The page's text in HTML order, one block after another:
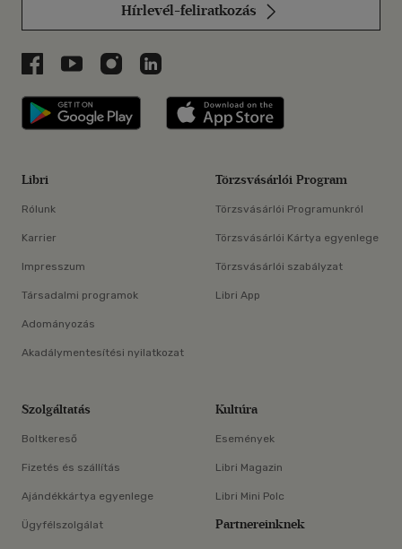
Hírlevél-feliratkozás
Libri a Facebookon
Libri a Youtube-on
Libri az Instagramon
Libri a LinkedInen
Libri applikáció Szerezd meg: Google
Libri
Rólunk
Karrier
Impresszum
Társadalmi programok
Adományozás
Akadálymentesítési nyilatkozat
Törzsvásárlói Program
Törzsvásárlói Programunkról
Törzsvásárlói Kártya egyenlege
Törzsvásárlói szabályzat
Libri App
Szolgáltatás
Boltkereső
Fizetés és szállítás
Ajándékkártya egyenlege
Ügyfélszolgálat
Kultúra
Események
Libri Magazin
Libri Mini Polc
Partnereinknek